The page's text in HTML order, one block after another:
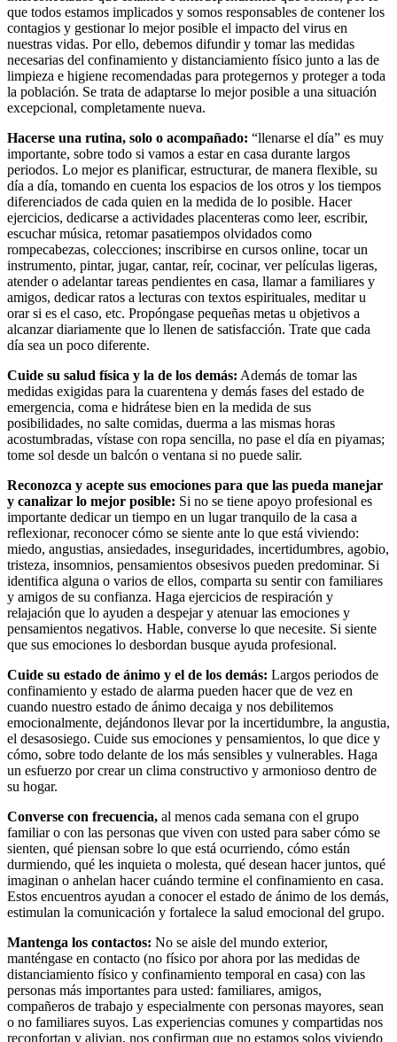
que todos estamos implicados y somos responsables de contener los
contagios y gestionar lo mejor posible el impacto del virus en
nuestras vidas. Por ello, debemos difundir y tomar las medidas
necesarias del confinamiento y distanciamiento físico junto a las de
limpieza e higiene recomendadas para protegernos y proteger a toda
la población. Se trata de adaptarse lo mejor posible a una situación
excepcional, completamente nueva.
Hacerse una rutina, solo o acompañado: “llenarse el día” es muy
importante, sobre todo si vamos a estar en casa durante largos
periodos. Lo mejor es planificar, estructurar, de manera flexible, su
día a día, tomando en cuenta los espacios de los otros y los tiempos
diferenciados de cada quien en la medida de lo posible. Hacer
ejercicios, dedicarse a actividades placenteras como leer, escribir,
escuchar música, retomar pasatiempos olvidados como
rompecabezas, colecciones; inscribirse en cursos online, tocar un
instrumento, pintar, jugar, cantar, reír, cocinar, ver películas ligeras,
atender o adelantar tareas pendientes en casa, llamar a familiares y
amigos, dedicar ratos a lecturas con textos espirituales, meditar u
orar si es el caso, etc. Propóngase pequeñas metas u objetivos a
alcanzar diariamente que lo llenen de satisfacción. Trate que cada
día sea un poco diferente.
Cuide su salud física y la de los demás: Además de tomar las
medidas exigidas para la cuarentena y demás fases del estado de
emergencia, coma e hidrátese bien en la medida de sus
posibilidades, no salte comidas, duerma a las mismas horas
acostumbradas, vístase con ropa sencilla, no pase el día en piyamas;
tome sol desde un balcón o ventana si no puede salir.
Reconozca y acepte sus emociones para que las pueda manejar
y canalizar lo mejor posible: Si no se tiene apoyo profesional es
importante dedicar un tiempo en un lugar tranquilo de la casa a
reflexionar, reconocer cómo se siente ante lo que está viviendo:
miedo, angustias, ansiedades, inseguridades, incertidumbres, agobio,
tristeza, insomnios, pensamientos obsesivos pueden predominar. Si
identifica alguna o varios de ellos, comparta su sentir con familiares
y amigos de su confianza. Haga ejercicios de respiración y
relajación que lo ayuden a despejar y atenuar las emociones y
pensamientos negativos. Hable, converse lo que necesite. Si siente
que sus emociones lo desbordan busque ayuda profesional.
Cuide su estado de ánimo y el de los demás: Largos periodos de
confinamiento y estado de alarma pueden hacer que de vez en
cuando nuestro estado de ánimo decaiga y nos debilitemos
emocionalmente, dejándonos llevar por la incertidumbre, la angustia,
el desasosiego. Cuide sus emociones y pensamientos, lo que dice y
cómo, sobre todo delante de los más sensibles y vulnerables. Haga
un esfuerzo por crear un clima constructivo y armonioso dentro de
su hogar.
Converse con frecuencia, al menos cada semana con el grupo
familiar o con las personas que viven con usted para saber cómo se
sienten, qué piensan sobre lo que está ocurriendo, cómo están
durmiendo, qué les inquieta o molesta, qué desean hacer juntos, qué
imaginan o anhelan hacer cuándo termine el confinamiento en casa.
Estos encuentros ayudan a conocer el estado de ánimo de los demás,
estimulan la comunicación y fortalece la salud emocional del grupo.
Mantenga los contactos: No se aisle del mundo exterior,
manténgase en contacto (no físico por ahora por las medidas de
distanciamiento físico y confinamiento temporal en casa) con las
personas más importantes para usted: familiares, amigos,
compañeros de trabajo y especialmente con personas mayores, sean
o no familiares suyos. Las experiencias comunes y compartidas nos
reconfortan y alivian, nos confirman que no estamos solos viviendo